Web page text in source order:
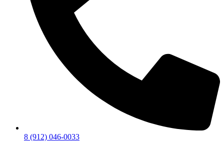
8 (912) 046-0033